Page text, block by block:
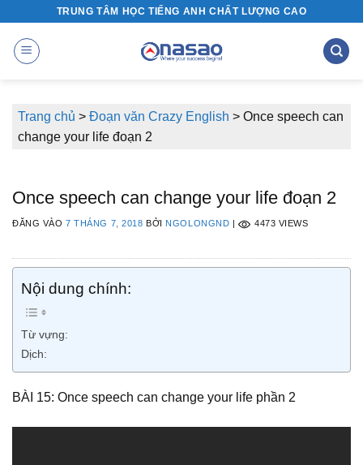
nội
TRUNG TÂM HỌC TIẾNG ANH CHẤT LƯỢNG CAO
Trang chủ > Đoạn văn Crazy English > Once speech can
change your life đoạn 2
Once speech can change your life đoạn 2
ĐĂNG VÀO7 THÁNG 7, 2018 BỞI NGOLONGND 4473 VIEWS
Nội dung chính:
Từ vựng:
Dịch:
BÀI 15: Once speech can change your life phần 2